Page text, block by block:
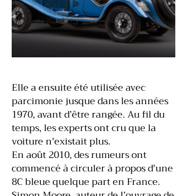
Elle a ensuite été utilisée avec
parcimonie jusque dans les années
1970, avant d’être rangée. Au fil du
temps, les experts ont cru que la
voiture n'existait plus.
En août 2010, des rumeurs ont
commencé à circuler à propos d'une
8C bleue quelque part en France.